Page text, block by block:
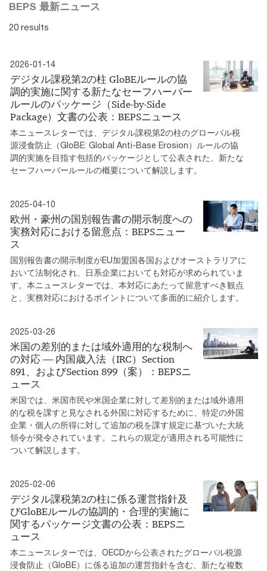
BEPS 最新ニュース
20 results
2026-01-14
デジタル課税第2の柱 GloBEルールの協
調的実施に関する新たなセーフハーバー
ルールのパッケージ（Side-by-Side
Package）文書の公表：BEPSニュース
本ニュースレターでは、デジタル課税第2の柱のグローバル税
源浸食防止（GloBE: Global Anti-Base Erosion）ルールの協
調的実施を目指す包括的パッケージとして公表された、新たな
セーフハーバールールの概要について解説します。
2025-04-10
欧州・豪州の国別報告書の開示制度への
実務対応における留意点：BEPSニュー
ス
国別報告書の開示制度がEU加盟国各国およびオーストラリアに
おいて法制化され、日系企業においても対応が求められていま
す。本ニュースレターでは、本対応にあたって留意すべき観点
と、実務対応におけるポイントについて多面的に紹介します。
2025-03-26
米国の差別的または域外適用的な税制へ
の対応 ― 内国歳入法（IRC）Section
891、およびSection 899（案）：BEPSニ
ュース
米国では、米国市民や米国企業に対して差別的または域外適用
的な税を課すと見なされる外国に対応するために、特定の外国
企業・個人の所得に対して追加の税を課す規定に基づいた大統
領令が発令されています。これらの規定が適用される可能性に
ついて解説します。
2025-02-06
デジタル課税第2の柱に係る運営指針及
びGloBEルールの協調的・合理的実施に
関するパッケージ文書の公表：BEPSニ
ュース
本ニュースレターでは、OECDから公表されたグローバル税源
浸食防止（GloBE）に係る追加の運営指針を含む、新たな複数